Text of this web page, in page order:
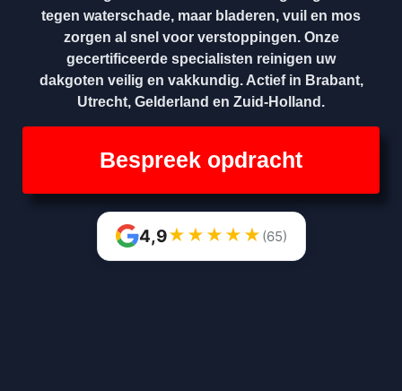
tegen waterschade, maar bladeren, vuil en mos
zorgen al snel voor verstoppingen. Onze
gecertificeerde specialisten reinigen uw
dakgoten veilig en vakkundig. Actief in Brabant,
Utrecht, Gelderland en Zuid-Holland.
Bespreek opdracht
4,9★ ★ ★ ★ ★ (65)